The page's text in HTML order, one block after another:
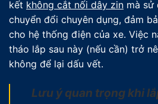
kết không cắt nối dây zin mà sử
chuyển đổi chuyên dụng, đảm
cho hệ thống điện của xe. Việc
tháo lắp sau này (nếu cần) trở
không để lại dấu vết.
Lưu ý quan trọng khi